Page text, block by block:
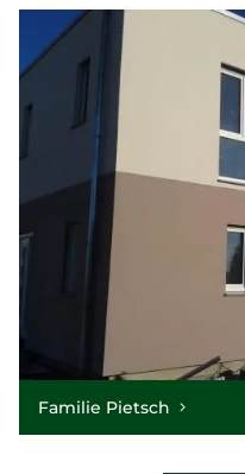
Familie Pietsch